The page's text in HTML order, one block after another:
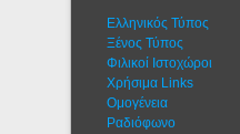
Ελληνικός Τύπος
Ξένος Τύπος
Φιλικοί Ιστοχώροι
Χρήσιμα Links
Ομογένεια
Ραδιόφωνο